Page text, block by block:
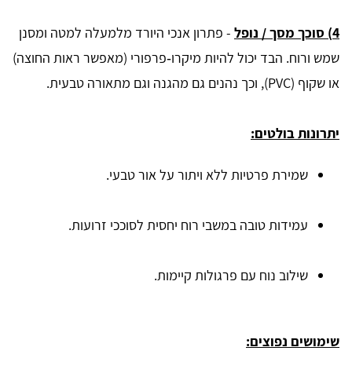
4) סוכך מסך / נופל
- פתרון אנכי היורד מלמעלה למטה ומסנן
שמש ורוח. הבד יכול להיות מיקרו‑פרפורי (מאפשר ראות החוצה)
או שקוף (PVC), וכך נהנים גם מהגנה וגם מתאורה טבעית.
יתרונות בולטים:
שמירת פרטיות ללא ויתור על אור טבעי.
עמידות טובה במשבי רוח יחסית לסוככי זרועות.
שילוב נוח עם פרגולות קיימות.
שימושים נפוצים: